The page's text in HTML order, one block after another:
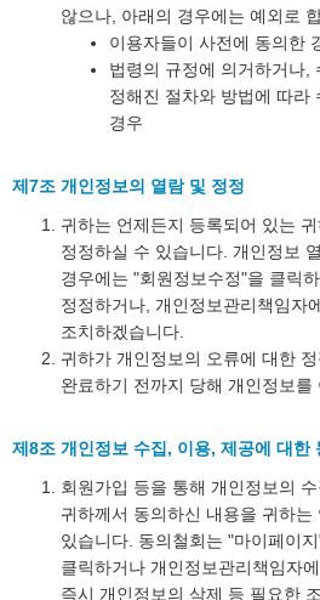
않으나, 아래의 경우에는 예외로
이용자들이 사전에 동의한
법령의 규정에 의거하거나,
정해진 절차와 방법에 따라
경우
제7조 개인정보의 열람 및 정정
귀하는 언제든지 등록되어 있는
정정하실 수 있습니다. 개인정보
경우에는 "회원정보수정"을 클릭
정정하거나, 개인정보관리책임자
조치하겠습니다.
귀하가 개인정보의 오류에 대한
완료하기 전까지 당해 개인정보를
제8조 개인정보 수집, 이용, 제공에 대한
회원가입 등을 통해 개인정보의
귀하께서 동의하신 내용을 귀하는
있습니다. 동의철회는 "마이페이
클릭하거나 개인정보관리책임자
즉시 개인정보의 삭제 등 필요한